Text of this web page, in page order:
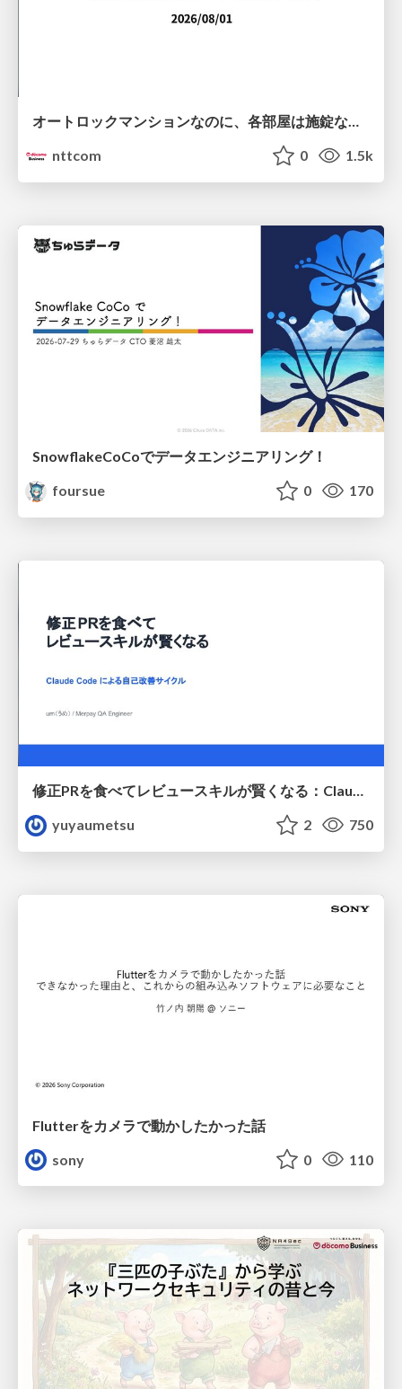
オートロックマンションなのに、各部屋は施錠なし！？ 攻撃者が組織内ネットワークで大暴れする理由 / The Front Door Is Locked, but the Rooms Are Wide Open: Why Attackers Move Freely Inside Enterprise Networks
nttcom
0 1.5k
SnowflakeCoCoでデータエンジニアリング！
foursue
0 170
修正PRを食べてレビュースキルが賢くなる：Claude Codeによる自己改善サイクル
yuyaumetsu
2 750
Flutterをカメラで動かしたかった話
sony
0 110